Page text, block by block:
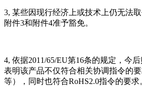
3, 某些因现行经济上或技术上仍无法
附件3和附件4准予豁免。
4, 依据2011/65/EU第16条的规定，今
表明该产品不仅符合相关协调指令的
等），同时也符合RoHS2.0指令的要